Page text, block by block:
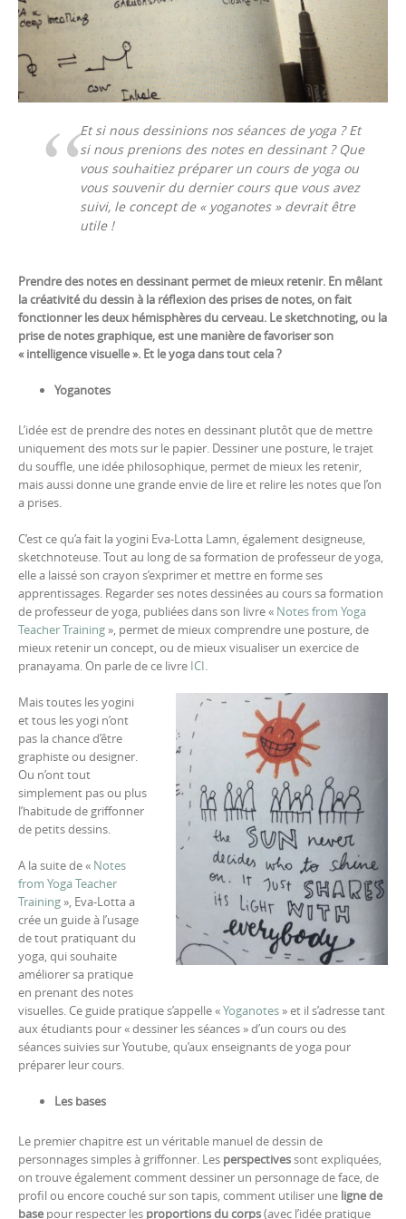
Et si nous dessinions nos séances de yoga ? Et
si nous prenions des notes en dessinant ? Que
vous souhaitiez préparer un cours de yoga ou
vous souvenir du dernier cours que vous avez
suivi, le concept de « yoganotes » devrait être
utile !
Prendre des notes en dessinant permet de mieux retenir. En mêlant
la créativité du dessin à la réflexion des prises de notes, on fait
fonctionner les deux hémisphères du cerveau. Le sketchnoting, ou la
prise de notes graphique, est une manière de favoriser son
« intelligence visuelle ». Et le yoga dans tout cela ?
Yoganotes
L’idée est de prendre des notes en dessinant plutôt que de mettre
uniquement des mots sur le papier. Dessiner une posture, le trajet
du souffle, une idée philosophique, permet de mieux les retenir,
mais aussi donne une grande envie de lire et relire les notes que l’on
a prises.
C’est ce qu’a fait la yogini Eva-Lotta Lamn, également designeuse,
sketchnoteuse. Tout au long de sa formation de professeur de yoga,
elle a laissé son crayon s’exprimer et mettre en forme ses
apprentissages. Regarder ses notes dessinées au cours sa formation
de professeur de yoga, publiées dans son livre « Notes from Yoga
Teacher Training», permet de mieux comprendre une posture, de
mieux retenir un concept, ou de mieux visualiser un exercice de
pranayama. On parle de ce livre ICI.
Mais toutes les yogini
et tous les yogi n’ont
pas la chance d’être
graphiste ou designer.
Ou n’ont tout
simplement pas ou plus
l’habitude de griffonner
de petits dessins.
A la suite de « Notes
from Yoga Teacher
Training», Eva-Lotta a
crée un guide à l’usage
de tout pratiquant du
yoga, qui souhaite
améliorer sa pratique
en prenant des notes
visuelles. Ce guide pratique s’appelle «Yoganotes» et il s’adresse tant
aux étudiants pour « dessiner les séances » d’un cours ou des
séances suivies sur Youtube, qu’aux enseignants de yoga pour
préparer leur cours.
Les bases
Le premier chapitre est un véritable manuel de dessin de
personnages simples à griffonner. Les perspectivessont expliquées,
on trouve également comment dessiner un personnage de face, de
profil ou encore couché sur son tapis, comment utiliser une ligne de
base pour respecter les proportions du corps(avec l’idée pratique